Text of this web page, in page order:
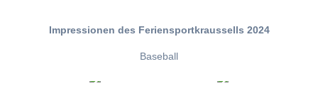
Impressionen des Feriensportkraussells 2024
Baseball